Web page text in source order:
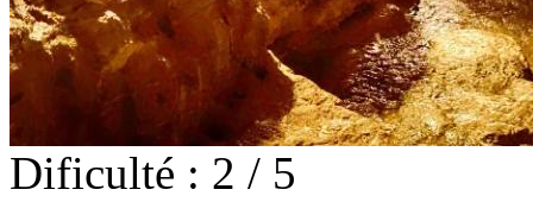
Dificulté : 2 / 5